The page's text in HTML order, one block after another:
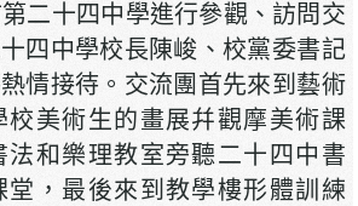
二十四中學進行參觀、訪問交
四中學校長陳峻、校黨委書記
情接待。交流團首先來到藝術
校美術生的畫展幷觀摩美術課
法和樂理教室旁聽二十四中書
堂，最後來到教學樓形體訓練